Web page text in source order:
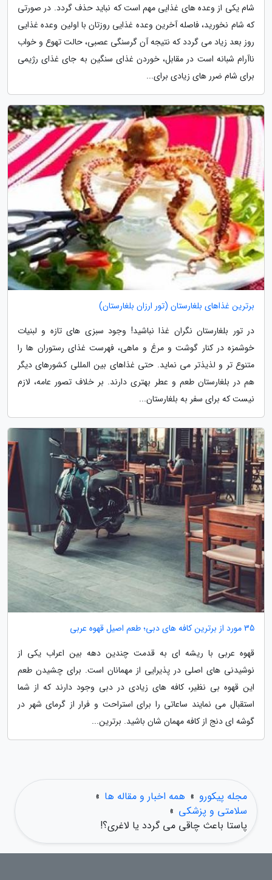
شام یکی از وعده های غذایی مهم است که نباید حذف گردد. در صورتی
که شام نخورید، فاصله آخرین وعده غذایی روزتان با اولین وعده غذایی
روز بعد زیاد می گردد که نتیجه آن گرسنگی عصبی، حالت تهوع و خواب
ناآرام شبانه است در مقابل، خوردن غذای سنگین به جای غذای رژیمی
برای شام ضرر های زیادی برای...
برترین غذاهای بلغارستان (تور ارزان بلغارستان)
در تور بلغارستان نگران غذا نباشید! وجود سبزی های تازه و لبنیات
خوشمزه در کنار گوشت و مرغ و ماهی، فهرست غذای رستوران ها را
متنوع تر و لذیذتر می نماید. حتی غذاهای بین المللی کشورهای دیگر
هم در بلغارستان طعم و عطر بهتری دارند. بر خلاف تصور عامه، لازم
نیست که برای سفر به بلغارستان...
35 مورد از برترین کافه های دبی؛ طعم اصیل قهوه عربی
قهوه عربی با ریشه ای به قدمت چندین دهه بین اعراب یکی از
نوشیدنی های اصلی در پذیرایی از مهمانان است. برای چشیدن طعم
این قهوه بی نظیر، کافه های زیادی در دبی وجود دارند که از شما
استقبال می نمایند ساعاتی را برای استراحت و فرار از گرمای شهر در
گوشه ای دنج از کافه مهمان شان باشید. برترین...
مجله پیکورو » همه اخبار و مقاله ها »
سلامتی و پزشکی »
پاستا باعث چاقی می گردد یا لاغری؟!